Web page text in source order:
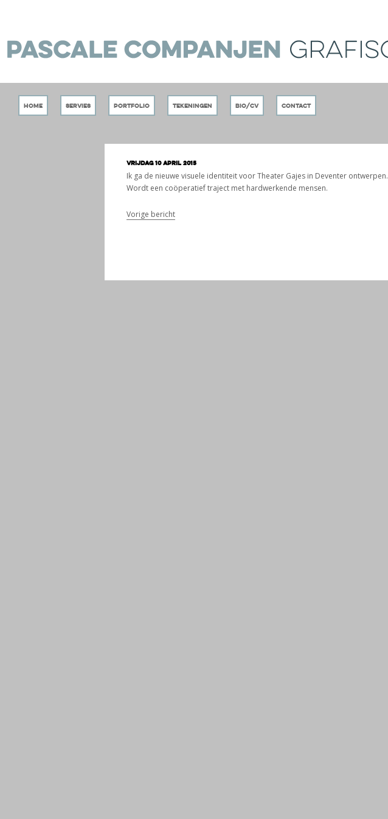
Home Servies Portfolio Tekeningen Bio/CV Contact
vrijdag 10 april 2015
Ik ga de nieuwe visuele identiteit voor Theater Gajes in Deventer ontwerpen.
Wordt een coöperatief traject met hardwerkende mensen.
Vorige bericht